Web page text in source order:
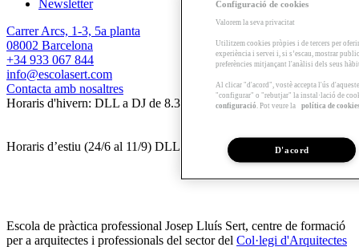
Newsletter
Carrer Arcs, 1-3, 5a planta
08002 Barcelona
+34 933 067 844
info@escolasert.com
Contacta amb nosaltres
Horaris d'hivern: DLL a DJ de 8.30 a 16.30 h / DV de 8.30 a 14 h.
Horaris d’estiu (24/6 al 11/9) DLL a DV de 8.30 a 14 h.
Escola de pràctica professional Josep Lluís Sert, centre de formació
per a arquitectes i professionals del sector del Col·legi d'Arquitectes
Configuració de cookies
Valorem la seva privacitat
Utilitzem cookies pròpies i de tercers per
experiència i servei i, si s’escau, mostrar
preferències mitjançant l'anàlisi dels seus
Al clicar "d'acord", vostè accepta l'ús
"configurar" o "rebutjar" la instal·lació de
configuració . Pot veure la política de
D'acord